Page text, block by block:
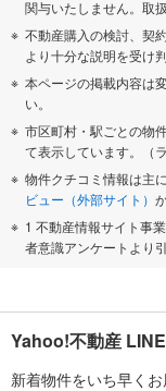
関与いたしません。取
不動産購入の検討、契
より十分な説明を受け
本ページの掲載内容は
い。
市区町村・駅ごとの物
て表示しています。（
物件クチコミ情報は主
ビュー（外部サイト）
1 不動産情報サイト事
者意識アンケートより
Yahoo!不動産
新着物件をいち早くお